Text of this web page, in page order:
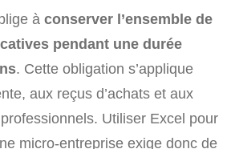
à conserver l’ensemble de
pendant une durée
. Cette obligation s’applique
aux reçus d’achats et aux
Utiliser Excel pour
micro-entreprise exige donc de